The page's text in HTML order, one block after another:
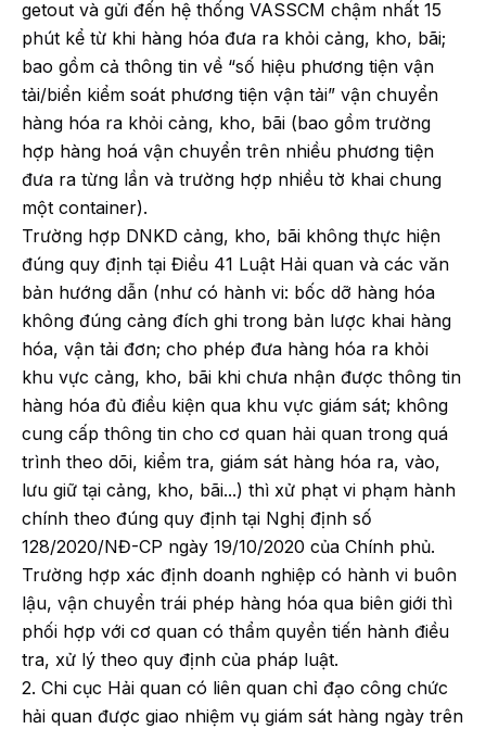
getout và gửi đến hệ thống VASSCM chậm nhất 15
phút kể từ khi hàng hóa đưa ra khỏi cảng, kho, bãi;
bao gồm cả thông tin về “số hiệu phương tiện vận
tải/biển kiểm soát phương tiện vận tải” vận chuyển
hàng hóa ra khỏi cảng, kho, bãi (bao gồm trường
hợp hàng hoá vận chuyển trên nhiều phương tiện
đưa ra từng lần và trường hợp nhiều tờ khai chung
một container).
Trường hợp DNKD cảng, kho, bãi không thực hiện
đúng quy định tại Điều 41 Luật Hải quan và các văn
bản hướng dẫn (như có hành vi: bốc dỡ hàng hóa
không đúng cảng đích ghi trong bản lược khai hàng
hóa, vận tải đơn; cho phép đưa hàng hóa ra khỏi
khu vực cảng, kho, bãi khi chưa nhận được thông tin
hàng hóa đủ điều kiện qua khu vực giám sát; không
cung cấp thông tin cho cơ quan hải quan trong quá
trình theo dõi, kiểm tra, giám sát hàng hóa ra, vào,
lưu giữ tại cảng, kho, bãi...) thì xử phạt vi phạm hành
chính theo đúng quy định tại Nghị định số
128/2020/NĐ-CP ngày 19/10/2020 của Chính phủ.
Trường hợp xác định doanh nghiệp có hành vi buôn
lậu, vận chuyển trái phép hàng hóa qua biên giới thì
phối hợp với cơ quan có thẩm quyền tiến hành điều
tra, xử lý theo quy định của pháp luật.
2. Chi cục Hải quan có liên quan chỉ đạo công chức
hải quan được giao nhiệm vụ giám sát hàng ngày trên